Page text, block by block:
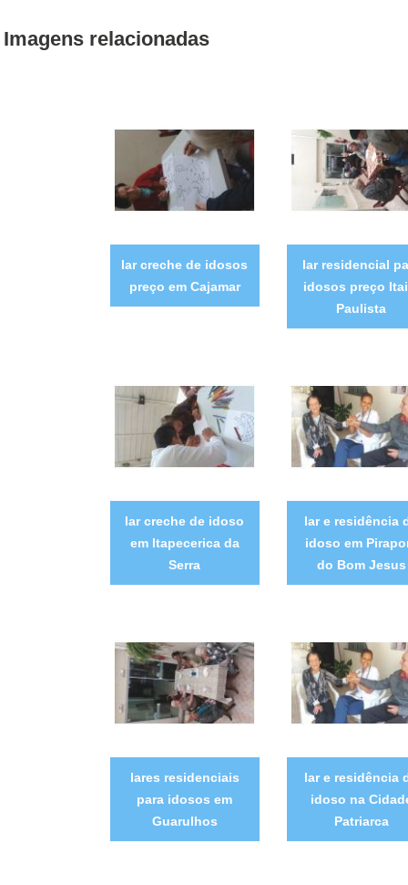
Imagens relacionadas
lar creche de idosos
preço em Cajamar
lar residencial
idosos preço
Paulista
lar creche de idoso
em Itapecerica da
Serra
lar e residência
idoso em
do Bom Jesus
lares residenciais
para idosos em
Guarulhos
lar e residência
idoso na
Patriarca